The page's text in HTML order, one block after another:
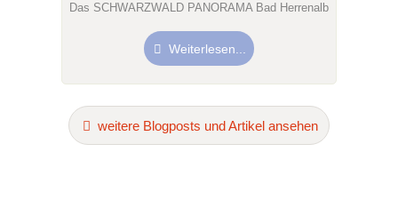
Das SCHWARZWALD PANORAMA Bad Herrenalb
Weiterlesen...
weitere Blogposts und Artikel ansehen